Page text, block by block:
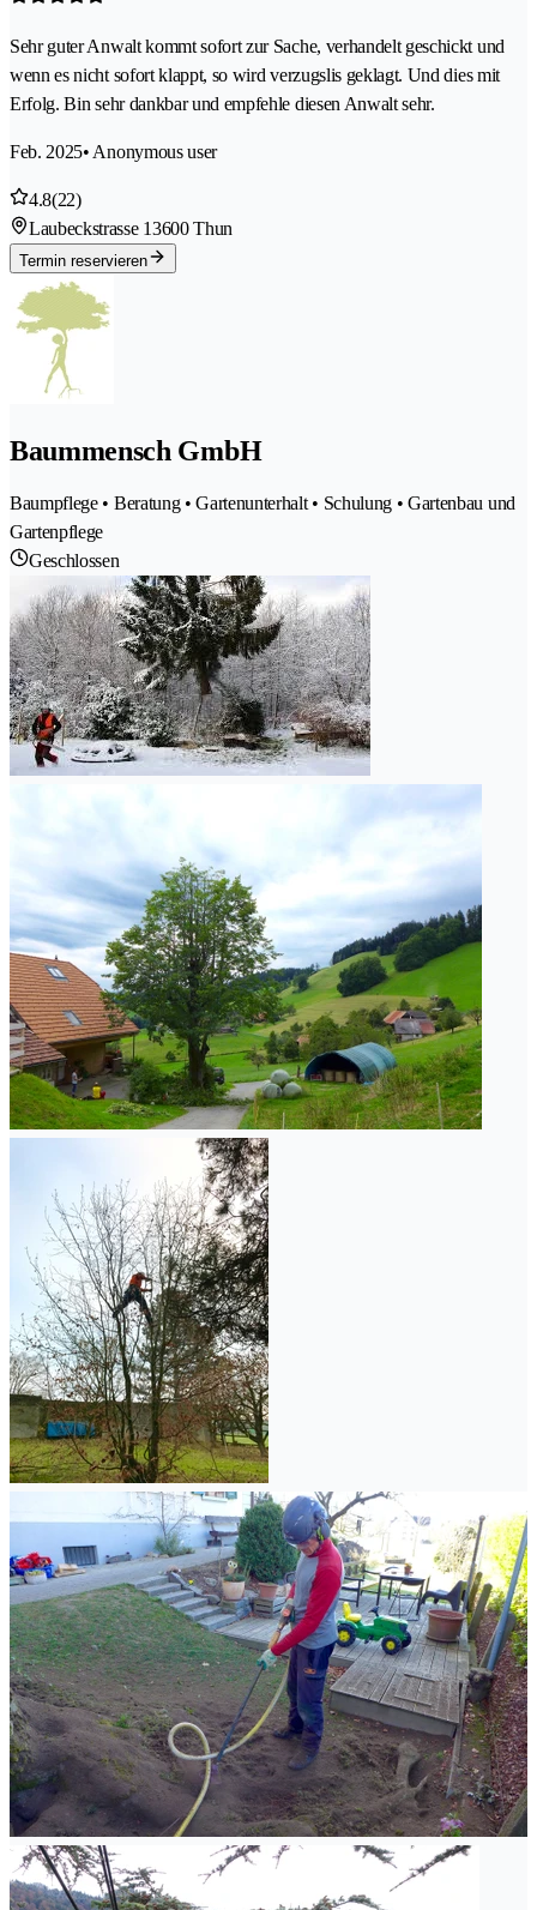
Sehr guter Anwalt kommt sofort zur Sache, verhandelt geschickt und
wenn es nicht sofort klappt, so wird verzugslis geklagt. Und dies mit
Erfolg. Bin sehr dankbar und empfehle diesen Anwalt sehr.
Feb. 2025• Anonymous user
4.8(22)
Laubeckstrasse 13600 Thun
Termin reservieren
Baummensch GmbH
Baumpflege • Beratung • Gartenunterhalt • Schulung • Gartenbau und
Gartenpflege
Geschlossen